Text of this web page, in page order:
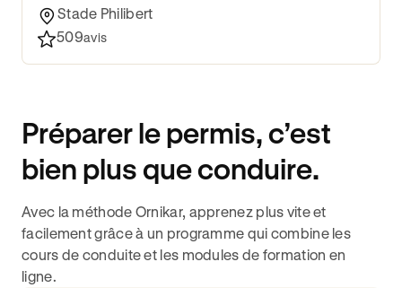
Stade Philibert
509avis
Préparer le permis, c’est
bien plus que conduire.
Avec la méthode Ornikar, apprenez plus vite et
facilement grâce à un programme qui combine les
cours de conduite et les modules de formation en
ligne.